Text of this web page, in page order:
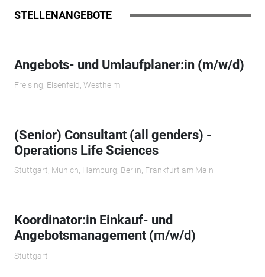
STELLENANGEBOTE
Angebots- und Umlaufplaner:in (m/w/d)
Freising, Elsenfeld, Westheim
(Senior) Consultant (all genders) -
Operations Life Sciences
Stuttgart, Munich, Hamburg, Berlin, Frankfurt am Main
Koordinator:in Einkauf- und
Angebotsmanagement (m/w/d)
Stuttgart